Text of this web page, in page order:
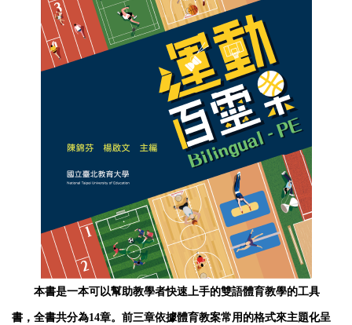
本書是一本可以幫助教學者快速上⼿的雙語體育教學的⼯具
書，全書共分為14章。前三章依據體育教案常⽤的格式來主題化呈